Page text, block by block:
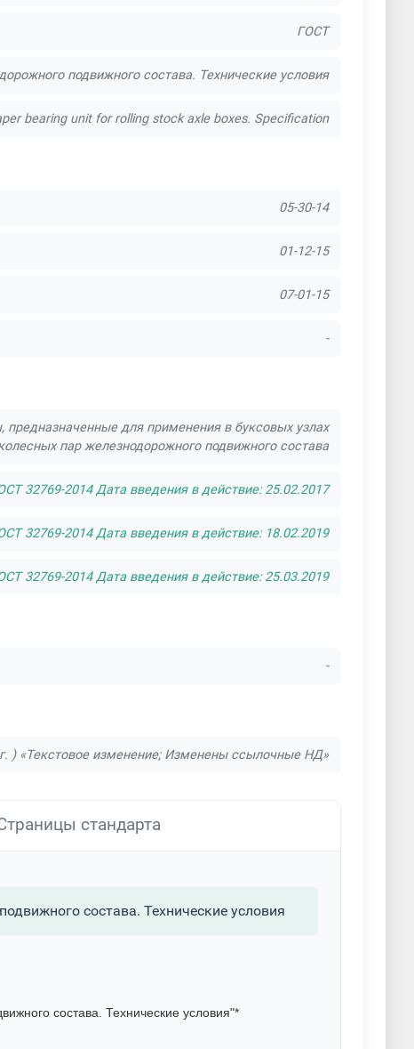
ГОСТ
подвижного состава. Технические условия
bearing unit for rolling stock axle boxes. Specification
05-30-14
01-12-15
07-01-15
-
для применения в буксовых узлах
пар железнодорожного подвижного состава
32769-2014 Дата введения в действие: 25.02.2017
32769-2014 Дата введения в действие: 18.02.2019
32769-2014 Дата введения в действие: 25.03.2019
-
) «Текстовое изменение; Изменены ссылочные НД»
стандарта
состава. Технические условия